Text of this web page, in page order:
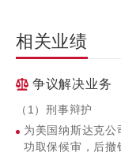
相关业绩
争议解决业务
（1）刑事辩护
为美国纳斯达克
功取保候审，后撤